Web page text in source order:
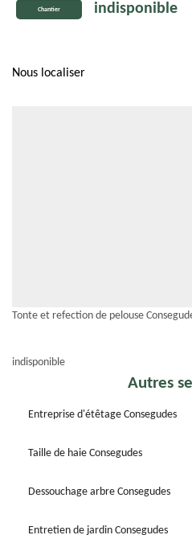
Chantier indisponible
Nous localiser
Tonte et refection de pelouse
indisponible
Autres
Entreprise d'étêtage Consegudes
Taille de haie Consegudes
Dessouchage arbre Consegudes
Entretien de jardin Consegudes